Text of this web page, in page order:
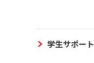
学生サポート